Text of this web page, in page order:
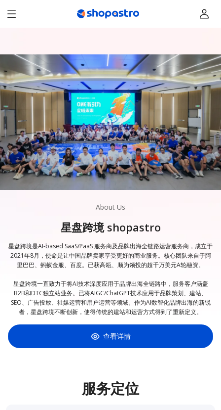
About Us
星盘跨境 shopastro
星盘跨境是AI-based SaaS/PaaS 服务商及品牌出海全链路运营服务商，成立于
2021年8月，使命是让中国品牌卖家享受更好的商业服务。核心团队来自于阿
里巴巴、蚂蚁金服、百度。已获高瓴、顺为领投的超千万美元A轮融资。
星盘跨境一直致力于将AI技术深度应用于品牌出海全链路中，服务客户涵盖
B2B和DTC独立站业务。已将AIGC/ChatGPT技术应用于品牌策划、建站、
SEO、广告投放、社媒运营和用户运营等领域。作为AI数智化品牌出海的新锐
者，星盘跨境不断创新，使得传统的建站和运营方式得到了重新定义。
查看详情
服务定位